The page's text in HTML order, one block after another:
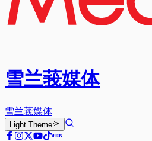
雪兰莪媒体
雪兰莪媒体
Light Theme